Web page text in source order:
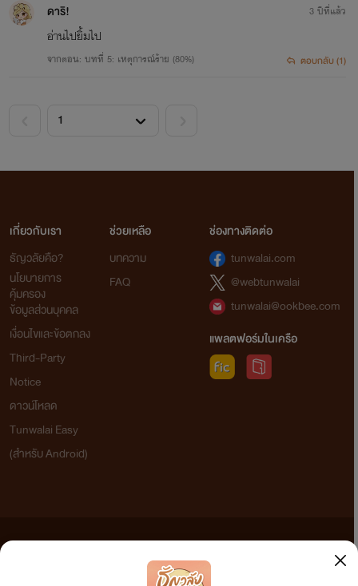
ดาริ!
อ่านไปยิ้มไป
จากตอน: บทที่ 5: เหตุการณ์ร้าย (80%)
3 ปีที่แล้ว
ตอบกลับ (1)
เกี่ยวกับเรา
ธัญวลัยคือ?
นโยบายการ
คุ้มครอง
ข้อมูลส่วนบุคคล
เงื่อนไขและข้อตกลง
Third-Party
Notice
ดาวน์โหลด
Tunwalai Easy
(สำหรับ Android)
ช่วยเหลือ
บทความ
FAQ
ช่องทางติดต่อ
tunwalai.com
@webtunwalai
tunwalai@ookbee.com
แพลตฟอร์มในเครือ
เว็บไซต์แห่งนี้ไม่ได้เห็นด้วยและไม่ขอรับผิดชอบต่อข้อความใดๆ ทั้งสิ้น ดังนั้นผู้อ่านทุกท่านโปรดใช้